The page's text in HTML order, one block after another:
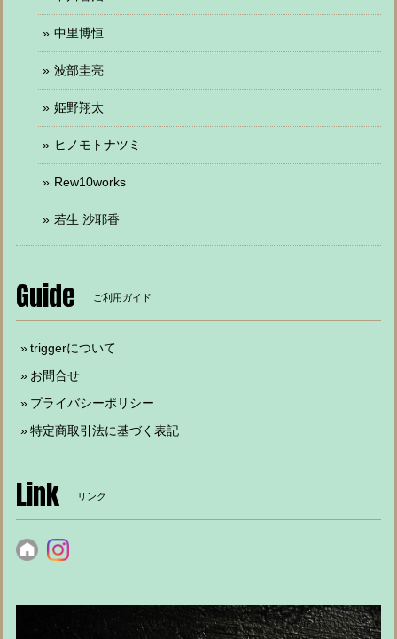
中里博恒
波部圭亮
姫野翔太
ヒノモトナツミ
Rew10works
若生 沙耶香
Guide ご利用ガイド
triggerについて
お問合せ
プライバシーポリシー
特定商取引法に基づく表記
Link リンク